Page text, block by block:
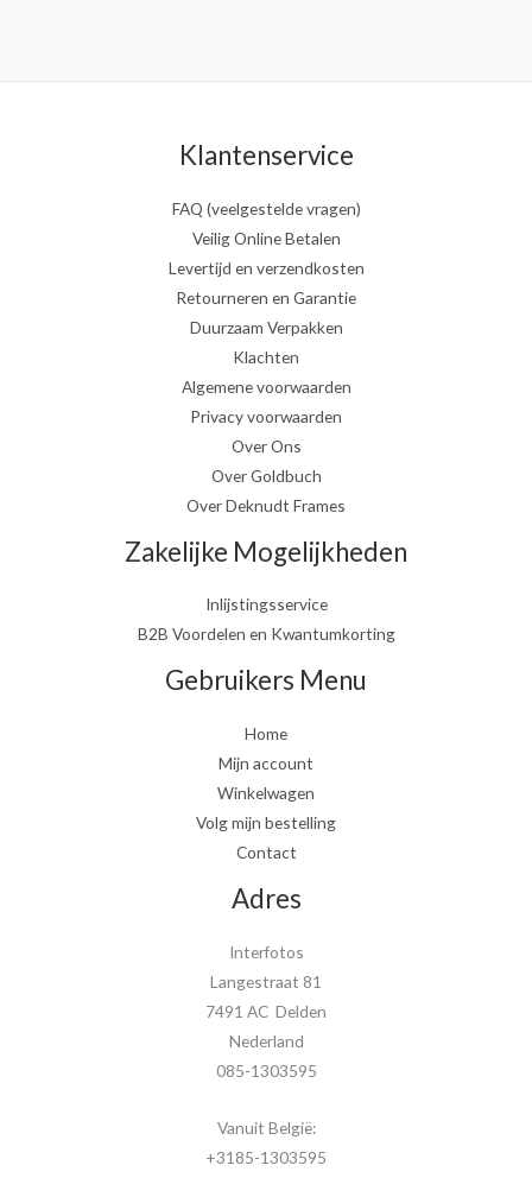
Klantenservice
FAQ (veelgestelde vragen)
Veilig Online Betalen
Levertijd en verzendkosten
Retourneren en Garantie
Duurzaam Verpakken
Klachten
Algemene voorwaarden
Privacy voorwaarden
Over Ons
Over Goldbuch
Over Deknudt Frames
Zakelijke Mogelijkheden
Inlijstingsservice
B2B Voordelen en Kwantumkorting
Gebruikers Menu
Home
Mijn account
Winkelwagen
Volg mijn bestelling
Contact
Adres
Interfotos
Langestraat 81
7491 AC Delden
Nederland
085-1303595
Vanuit België:
+3185-1303595